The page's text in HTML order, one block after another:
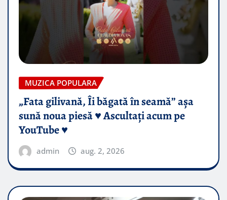
MUZICA POPULARA
„Fata gilivană, Îi băgată în seamă” așa
sună noua piesă ♥️ Ascultați acum pe
YouTube ♥️
admin aug. 2, 2026